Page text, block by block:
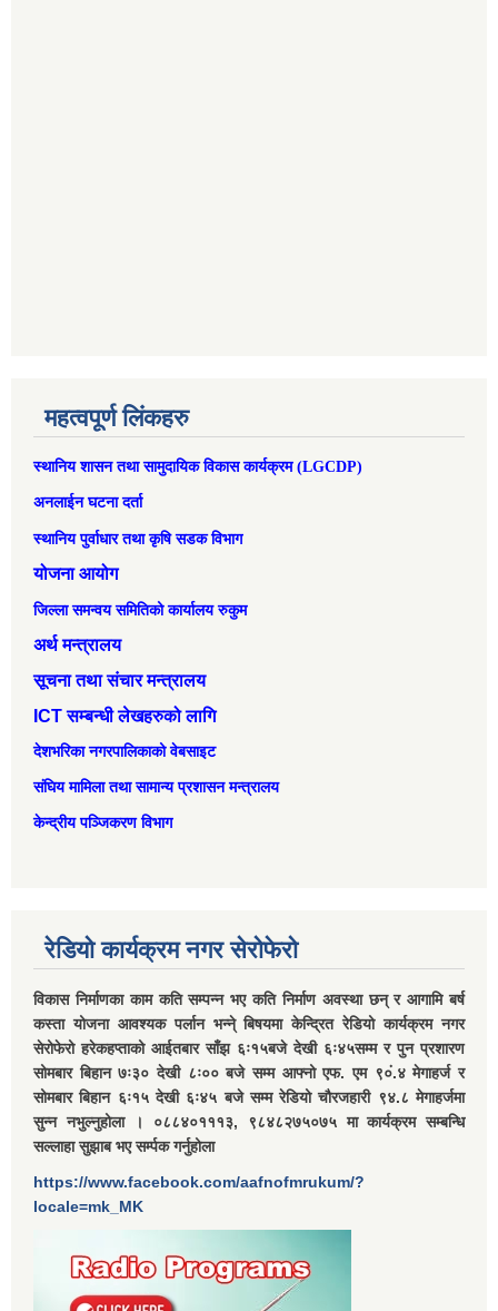
महत्वपूर्ण लिंकहरु
स्थानिय शासन तथा सामुदायिक विकास कार्यक्रम (LGCDP)
अनलाईन घटना दर्ता
स्थानिय पुर्वाधार तथा कृषि सडक विभाग
योजना आयोग
जिल्ला समन्वय समितिको कार्यालय रुकुम
अर्थ मन्त्रालय
सूचना तथा संचार मन्त्रालय
ICT सम्बन्धी लेखहरुको लागि
देशभरिका नगरपालिकाको वेबसाइट
संघिय मामिला तथा सामान्‍य प्रशासन मन्त्रालय
केन्द्रीय पञ्जिकरण विभाग
रेडियो कार्यक्रम नगर सेरोफेरो
विकास निर्माणका काम कति सम्पन्न भए कति निर्माण अवस्था छन् र आगामि बर्ष
कस्ता योजना आवश्यक पर्लान भन्ने् बिषयमा केन्द्रित रेडियो कार्यक्रम नगर
सेरोफेरो हरेकहप्ताको आईतबार साँझ ६ः१५बजे देखी ६ः४५सम्म र पुन प्रशारण
सोमबार बिहान ७ः३० देखी ८ः०० बजे सम्म आफ्नो एफ. एम ९०ं.४ मेगाहर्ज र
सोमबार बिहान ६ः१५ देखी ६ः४५ बजे सम्म रेडियो चौरजहारी ९४.८ मेगाहर्जमा
सुन्न नभुल्नुहोला । ०८८४०१११३, ९८४८२७५०७५ मा कार्यक्रम सम्बन्धि
सल्लाहा सुझाब भए सर्म्पक गर्नुहोला
https://www.facebook.com/aafnofmrukum/?
locale=mk_MK